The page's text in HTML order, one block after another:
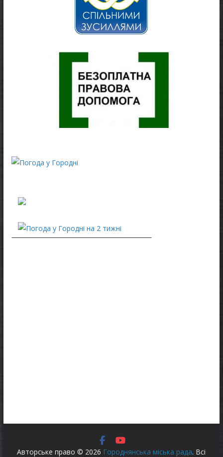
Авторське право © 2026 Городнянська міська рада. Всі